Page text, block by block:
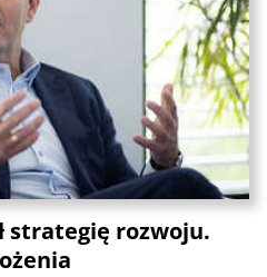
strategię rozwoju.